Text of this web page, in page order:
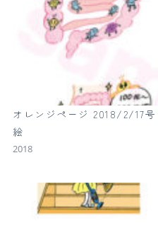
オレンジページ 2018/2/17
絵
2018